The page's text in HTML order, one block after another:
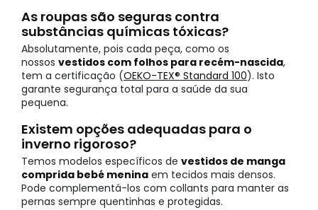
As roupas são seguras contra
substâncias químicas tóxicas?
Absolutamente, pois cada peça, como os
nossos vestidos com folhos para recém-nascida,
tem a certificação (OEKO-TEX® Standard 100). Isto
garante segurança total para a saúde da sua
pequena.
Existem opções adequadas para o
inverno rigoroso?
Temos modelos específicos de vestidos de manga
comprida bebé menina em tecidos mais densos.
Pode complementá-los com collants para manter as
pernas sempre quentinhas e protegidas.